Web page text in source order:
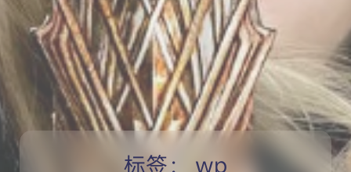
标签： wp